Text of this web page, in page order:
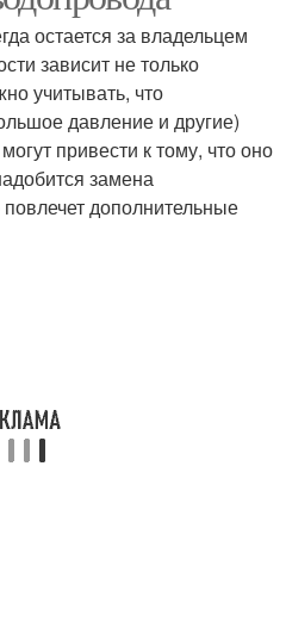
остается за владельцем
зависит не только
учитывать, что
давление и другие)
привести к тому, что оно
замена
дополнительные